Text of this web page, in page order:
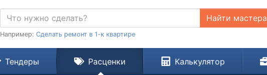
Найти мастера
Например: Сделать ремонт в 1-к квартире
Тендеры Расценки Калькулятор